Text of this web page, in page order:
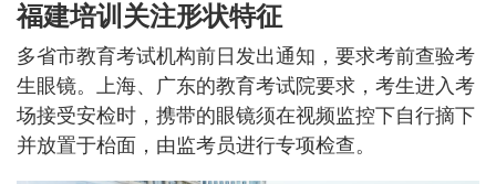
福建培训关注形状特征
多省市教育考试机构前日发出通知，要求考前查验考
生眼镜。上海、广东的教育考试院要求，考生进入考
场接受安检时，携带的眼镜须在视频监控下自行摘下
并放置于枱面，由监考员进行专项检查。